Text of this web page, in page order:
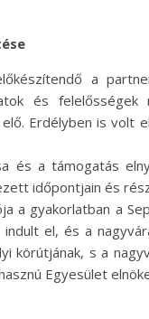
a
és felelősségek
Erdélyben is volt
és a támogatás
időpontjain és
a gyakorlatban a
el, és a
körútjának, s a
Egyesület